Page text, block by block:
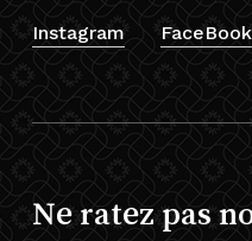
Instagram FaceBook
Ne ratez pas